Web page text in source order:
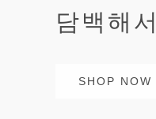
담백해
SHOP NOW